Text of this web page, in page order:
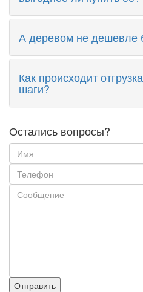
А деревом не дешевле
Как происходит
шаги?
Остались вопросы?
Отправить